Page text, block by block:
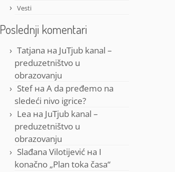
Vesti
Poslednji komentari
Tatjana на JuTjub kanal –
preduzetništvo u
obrazovanju
Stefна A da pređemo na
sledeći nivo igrice?
Lea на JuTjub kanal –
preduzetništvo u
obrazovanju
Slađana Vilotijević на I
konačno „Plan toka časa“